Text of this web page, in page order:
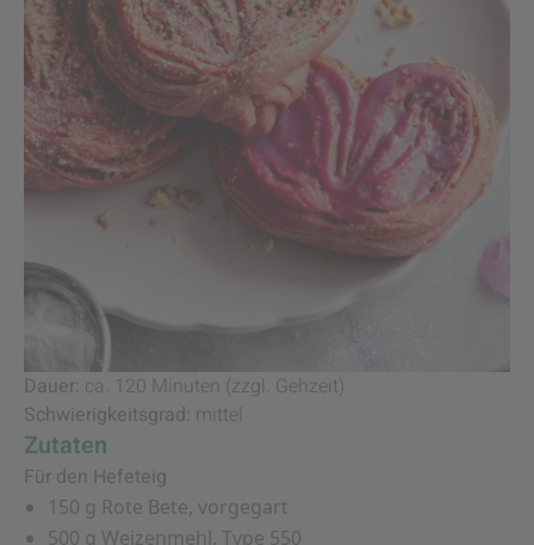
Dauer: ca. 120 Minuten (zzgl. Gehzeit)
Schwierigkeitsgrad: mittel
Zutaten
Für den Hefeteig
150 g Rote Bete, vorgegart
500 g Weizenmehl, Type 550